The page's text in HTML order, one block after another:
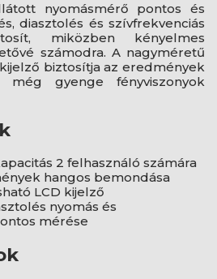
nyomásmérő pontos és
diasztolés és szívfrekvenciás
miközben kényelmes
számodra. A nagyméretű
biztosítja az eredmények
még gyenge fényviszonyok
2 felhasználó számára
hangos bemondása
LCD kijelző
nyomás és
mérése